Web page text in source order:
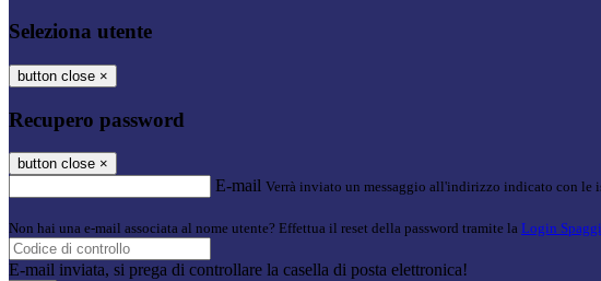
Seleziona utente
button close ×
Recupero password
button close ×
E-mail Verrà inviato un messaggio all'indirizzo indicato con le
Non hai una e-mail associata al nome utente? Effettua il reset della password tramite la Login
E-mail inviata, si prega di controllare la casella di posta elettronica!